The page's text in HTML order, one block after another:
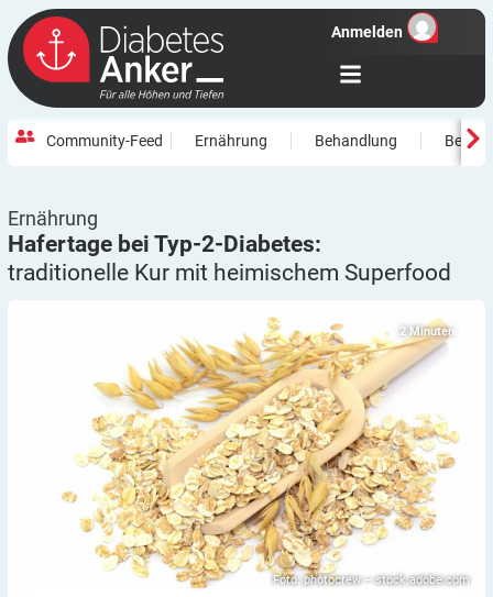
Anmelden
Community-Feed Ernährung Behandlung
Ernährung
Hafertage bei Typ-2-Diabetes:
traditionelle Kur mit heimischem Superfood
2 Minuten
Foto: photocrew – stock.adobe.com